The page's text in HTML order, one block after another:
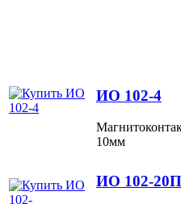
ИО 102-4
10мм
ИО 102-